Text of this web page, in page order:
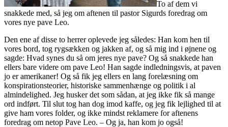
To af dem vi
snakkede med, så jeg om aftenen til pastor Sigurds foredrag om
vores nye pave Leo.
Den ene af disse to herrer oplevede jeg således: Han kom hen til
vores bord, tog rygsækken og jakken af, og så mig ind i øjnene og
sagde: Hvad synes du så om jeres nye pave? Og så snakkede han
ellers bare videre om pave Leo! Han sagde indledningsvis, at paven
jo er amerikaner! Og så fik jeg ellers en lang forelæsning om
konspirationsteorier, historiske sammenhænge og politik i al
almindelighed. Jeg husker det som sådan, at jeg ikke fik så mange
ord indført. Til slut tog han dog imod kaffe, og jeg fik lejlighed til at
give ham vores folder, og ikke mindst reklamere for aftenens
foredrag om netop Pave Leo. – Og ja, han kom jo også!